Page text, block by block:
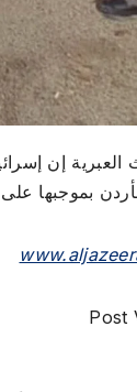
العبرية إن
بموجبها
Post